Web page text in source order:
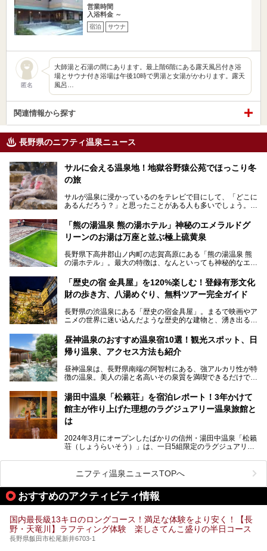
営業時間
入浴料金 ～
宿泊 サウナ
匿名
大師湯と石湯の間にあります。最上階6階にある露天風呂付き浴
場とサウナ付き浴場は午後10時で男湯と女湯がかわります。露天
風呂…
関連情報から探す
長野県のニフティ温泉ニュース
サルに会える温泉地！地獄谷野猿公苑でほっこり冬
の旅
サルが温泉に浸かっているのをテレビで目にして、「どこに
あるんだろう？」と思ったことがある人も多いでしょう。
この微笑ましい光景は、長野県にある「地獄谷野猿公苑」で
見られるもので、野生のサルが雪景色の中で温泉に浸かる姿
を間近で観察できます。
本記事では、地獄谷野猿公苑の魅力や見どころ、サルと温泉
との関係性、地獄谷周辺の観光スポットについて紹介しま
ので、野生のサルを観察する貴重な自然体験と温泉をあわせ
て楽しみたい人は、ぜひ参考にしてください。
「熊の湯温泉 熊の湯ホテル」神秘のエメラルドグ
リーンのお湯は万座と並ぶ極上硫黄泉
長野県下高井郡山ノ内町の志賀高原にある「熊の湯温泉 熊
の湯ホテル」。最大の特徴は、なんといっても神秘的なエメ
リピートするファンも多い温泉です。冬はスキーと一緒に楽
しみたい極上の温泉を紹介します。
「歴史の宿 金具屋」を120%楽しむ！登録有形文化
財の歩き方、八湯めぐり、無料ツアー完全ガイド
長野県の渋温泉にある「歴史の宿金具屋」。まるで映画やア
ニメの世界に迷い込んだような歴史的な建物と、湧き出る温
を隅々まで楽しみたいですよね。この記事では、金具屋での
滞在を最高の思い出にするための「楽しみ方」を徹底的にご
紹介します！
昼神温泉のおすすめ温泉宿10選！観光スポット、日
帰り温泉、アクセス方法も紹介
昼神温泉は、長野県南端の阿智村にある、強アルカリ性が特
徴の温泉。美人の湯と名高いその泉質を満喫できるだけでな
昼神温泉では、朝市などの観光スポットや、信州名物のおや
きを楽しめるグルメスポットなど、観光を楽しむにはぴった
りの場所が豊富にあります。
この記事では、昼神温泉での滞在を充実させる宿泊施設や日
帰り温泉、見どころ満載の観光・グルメスポットに加え、ア
クセス方法も順に紹介します。
湯田中温泉「松籟荘」を宿泊レポート！3年かけて
館主が作り上げた理想のラグジュアリー温泉旅館と
は
2024年3月にオープンしたばかりの信州・湯田中温泉「松籟
荘（しょうらいそう）」は、一日5組限定のラグジュアリー
ライベートに楽しめる非日常感が味わえます。また宿泊者は
道向かいの「よろづや」の大浴場「桃山風呂」や共同浴場の
「湯田中大湯」も利用ができます。
極上のお湯に浸り上質なお料理に舌鼓、特別な日に泊まりた
い湯田中温泉「松籟荘」を、実際に宿泊した目線で紹介しま
ニフティ温泉ニュースTOPへ
おすすめのアクティビティ情報
国内最長級13キロのロングコース！満足な体験をより安く！【長
野・天竜川】ラフティング体験 楽しさてんこ盛りの半日コース
長野県飯田市松尾新井6703-1